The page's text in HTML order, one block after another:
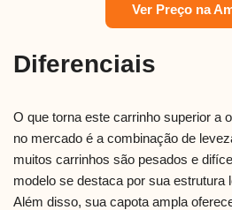
Ver Preço na
Diferenciais
O que torna este carrinho superior a
no mercado é a combinação de
muitos carrinhos são pesados e
modelo se destaca por sua estrutura
Além disso, sua capota ampla